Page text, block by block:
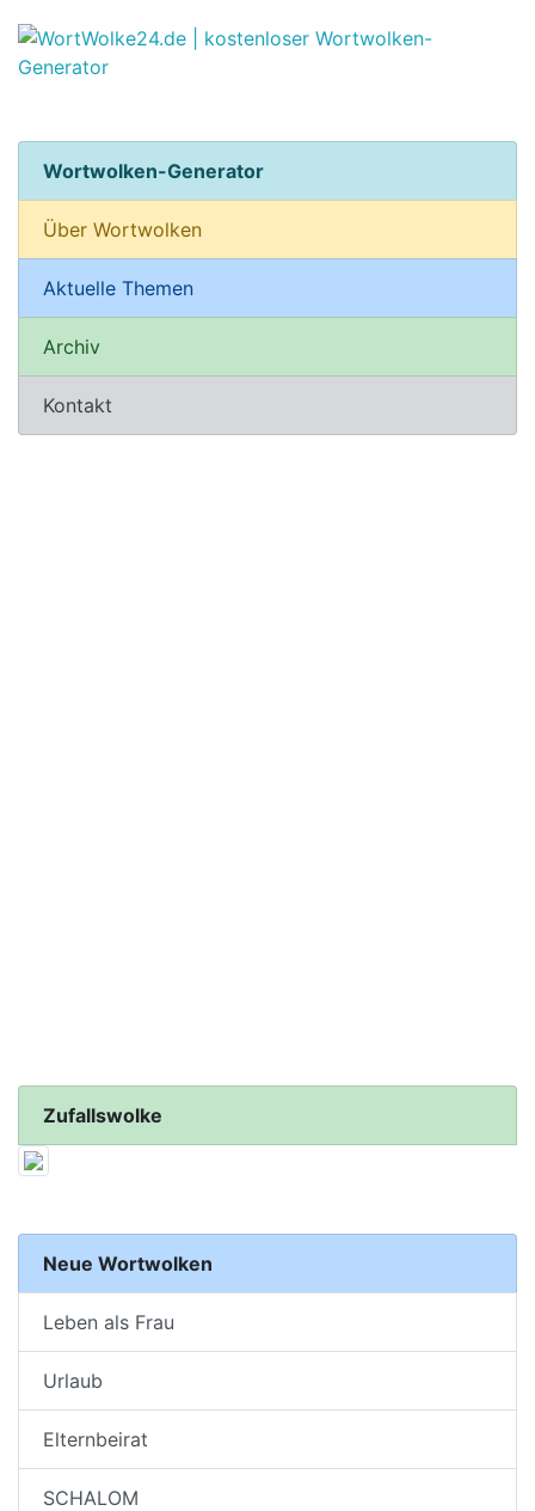
Wortwolken-Generator
Über Wortwolken
Aktuelle Themen
Archiv
Kontakt
Zufallswolke
Neue Wortwolken
Leben als Frau
Urlaub
Elternbeirat
SCHALOM